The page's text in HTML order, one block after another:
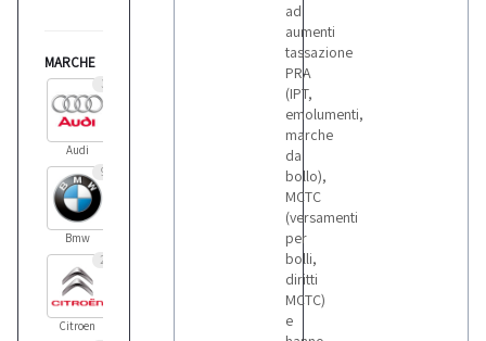
MARCHE
3
Audi
9
Bmw
2
Citroen
ad
aumenti
tassazione
PRA
(IPT,
emolumenti,
marche
da
bollo),
MCTC
(versamenti
per
bolli,
diritti
MCTC)
e